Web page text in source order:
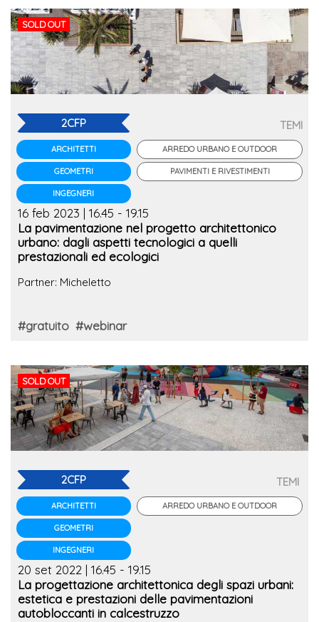
SOLD OUT
2CFP
ARCHITETTI
GEOMETRI
INGEGNERI
TEMI
ARREDO URBANO E OUTDOOR
PAVIMENTI E RIVESTIMENTI
16 feb 2023 | 16.45 - 19.15
La pavimentazione nel progetto architettonico
urbano: dagli aspetti tecnologici a quelli
prestazionali ed ecologici
Partner: Micheletto
#gratuito #webinar
SOLD OUT
2CFP
ARCHITETTI
GEOMETRI
INGEGNERI
TEMI
ARREDO URBANO E OUTDOOR
20 set 2022 | 16.45 - 19.15
La progettazione architettonica degli spazi urbani:
estetica e prestazioni delle pavimentazioni
autobloccanti in calcestruzzo